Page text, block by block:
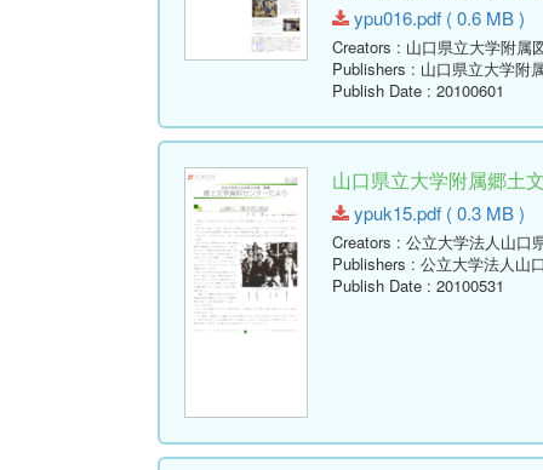
ypu016.pdf ( 0.6 MB )
Creators : 山口県立大学附属
Publishers : 山口県立大学附
Publish Date : 20100601
山口県立大学附属郷土
ypuk15.pdf ( 0.3 MB )
Creators : 公立大学法人山口
Publishers : 公立大学法人山
Publish Date : 20100531